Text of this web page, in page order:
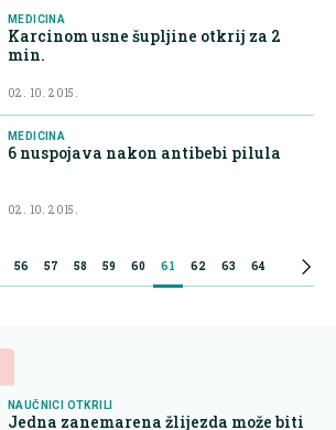
MEDICINA
Karcinom usne šupljine otkrij za 2
min.
02. 10. 2015.
MEDICINA
6 nuspojava nakon antibebi pilula
02. 10. 2015.
56 57 58 59 60 61 62 63 64
NAUČNICI OTKRILI
Jedna zanemarena žlijezda može biti